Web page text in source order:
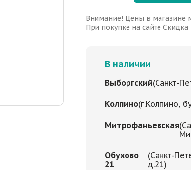
Внимание! Цены в магазине
При покупке на сайте Скидка
В наличии
Выборгский(Санкт-
Колпино(г.Колпино,
Митрофаньевская
Обухово
21
(Санкт-
д.21)